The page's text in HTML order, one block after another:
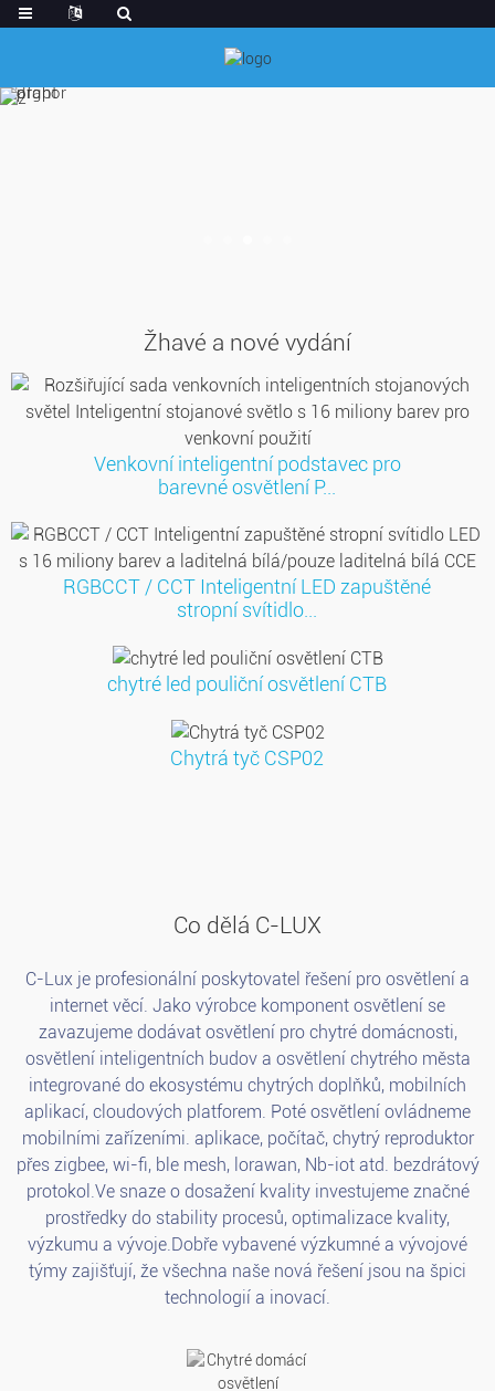
Žhavé a nové vydání
Venkovní inteligentní podstavec pro
barevné osvětlení P...
RGBCCT / CCT Inteligentní LED zapuštěné
stropní svítidlo...
chytré led pouliční osvětlení CTB
Chytrá tyč CSP02
Co dělá C-LUX
C-Lux je profesionální poskytovatel řešení pro osvětlení a
internet věcí. Jako výrobce komponent osvětlení se
zavazujeme dodávat osvětlení pro chytré domácnosti,
osvětlení inteligentních budov a osvětlení chytrého města
integrované do ekosystému chytrých doplňků, mobilních
aplikací, cloudových platforem. Poté osvětlení ovládneme
mobilními zařízeními. aplikace, počítač, chytrý reproduktor
přes zigbee, wi-fi, ble mesh, lorawan, Nb-iot atd. bezdrátový
protokol.Ve snaze o dosažení kvality investujeme značné
prostředky do stability procesů, optimalizace kvality,
výzkumu a vývoje.Dobře vybavené výzkumné a vývojové
týmy zajišťují, že všechna naše nová řešení jsou na špici
technologií a inovací.